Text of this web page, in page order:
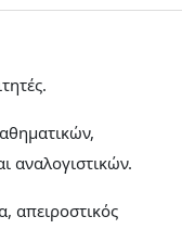
αναλογιστικών.
απειροστικός